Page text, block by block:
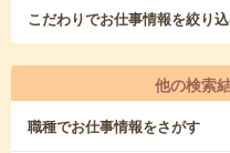
こだわりでお仕事情報を絞り
他の検索
職種でお仕事情報をさがす